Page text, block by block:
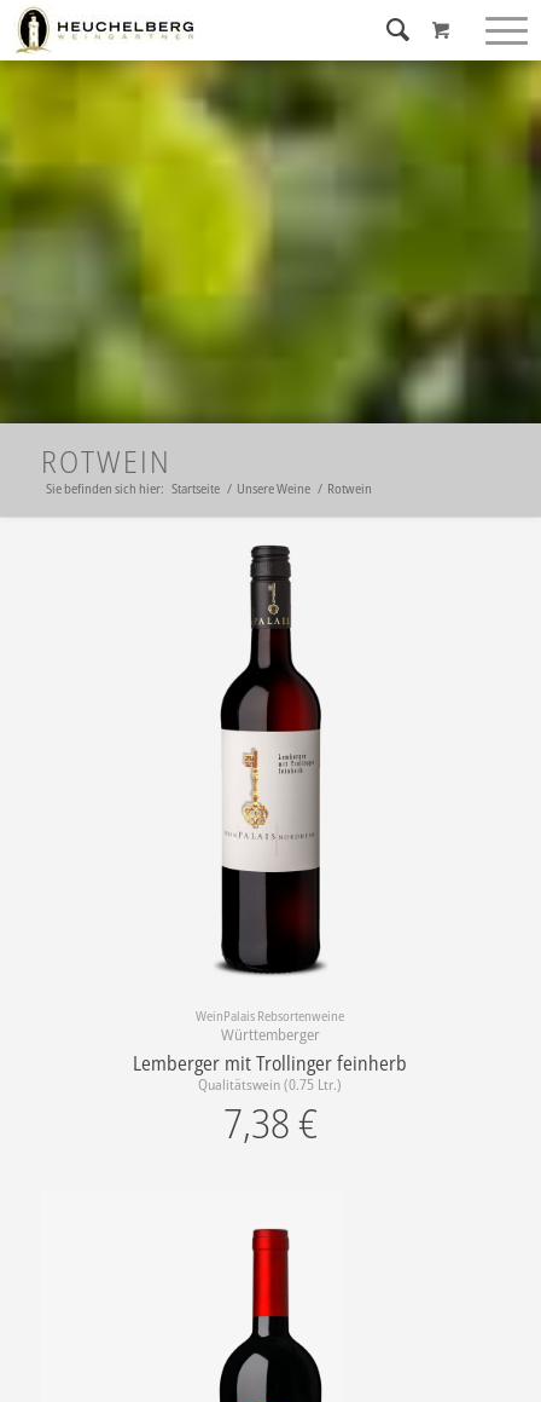
ROTWEIN
Sie befinden sich hier: Startseite / Unsere Weine / Rotwein
WeinPalais Rebsortenweine
Württemberger
Lemberger mit Trollinger feinherb
Qualitätswein (0.75 Ltr.)
7,38 €